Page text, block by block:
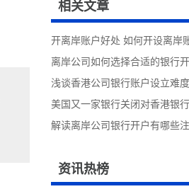
相关文章
开离岸账户好处 如何开设离岸
离岸公司如何选择合适的银行
浅谈香港公司银行账户设立难
美国又一家银行关闭对香港银
解读离岸公司银行开户有哪些
资讯热榜